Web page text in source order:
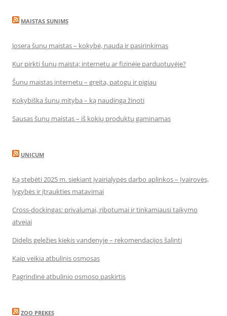
MAISTAS SUNIMS
Josera šunų maistas – kokybė, nauda ir pasirinkimas
Kur pirkti šunų maistą: internetu ar fizinėje parduotuvėje?
Šunų maistas internetu – greita, patogu ir pigiau
Kokybiška šunų mityba – ką naudinga žinoti
Sausas šunų maistas – iš kokių produktų gaminamas
UNICUM
Ką stebėti 2025 m. siekiant įvairialypės darbo aplinkos – Įvairovės,
lygybės ir įtraukties matavimai
Cross-dockingas: privalumai, ribotumai ir tinkamiausi taikymo
atvejai
Didelis geležies kiekis vandenyje – rekomendacijos šalinti
Kaip veikia atbulinis osmosas
Pagrindinė atbulinio osmoso paskirtis
ZOO PREKES